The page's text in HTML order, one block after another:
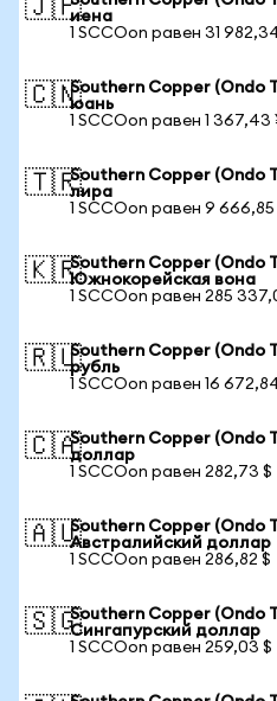
🇯🇵иена
1 SCCOon равен 31
🇨🇳Southern Copper (Ondo
юань
1 SCCOon равен 1 367,43
🇹🇷Southern Copper (Ondo
лира
1 SCCOon равен 9 666,85
🇰🇷Southern Copper (Ondo
Южнокорейская вона
1 SCCOon равен 285
🇷🇺Southern Copper (Ondo
рубль
1 SCCOon равен 16
🇨🇦Southern Copper (Ondo
доллар
1 SCCOon равен 282,73 $
🇦🇺Southern Copper (Ondo
Австралийский доллар
1 SCCOon равен 286,82 $
🇸🇬Southern Copper (Ondo
Сингапурский доллар
1 SCCOon равен 259,03 $